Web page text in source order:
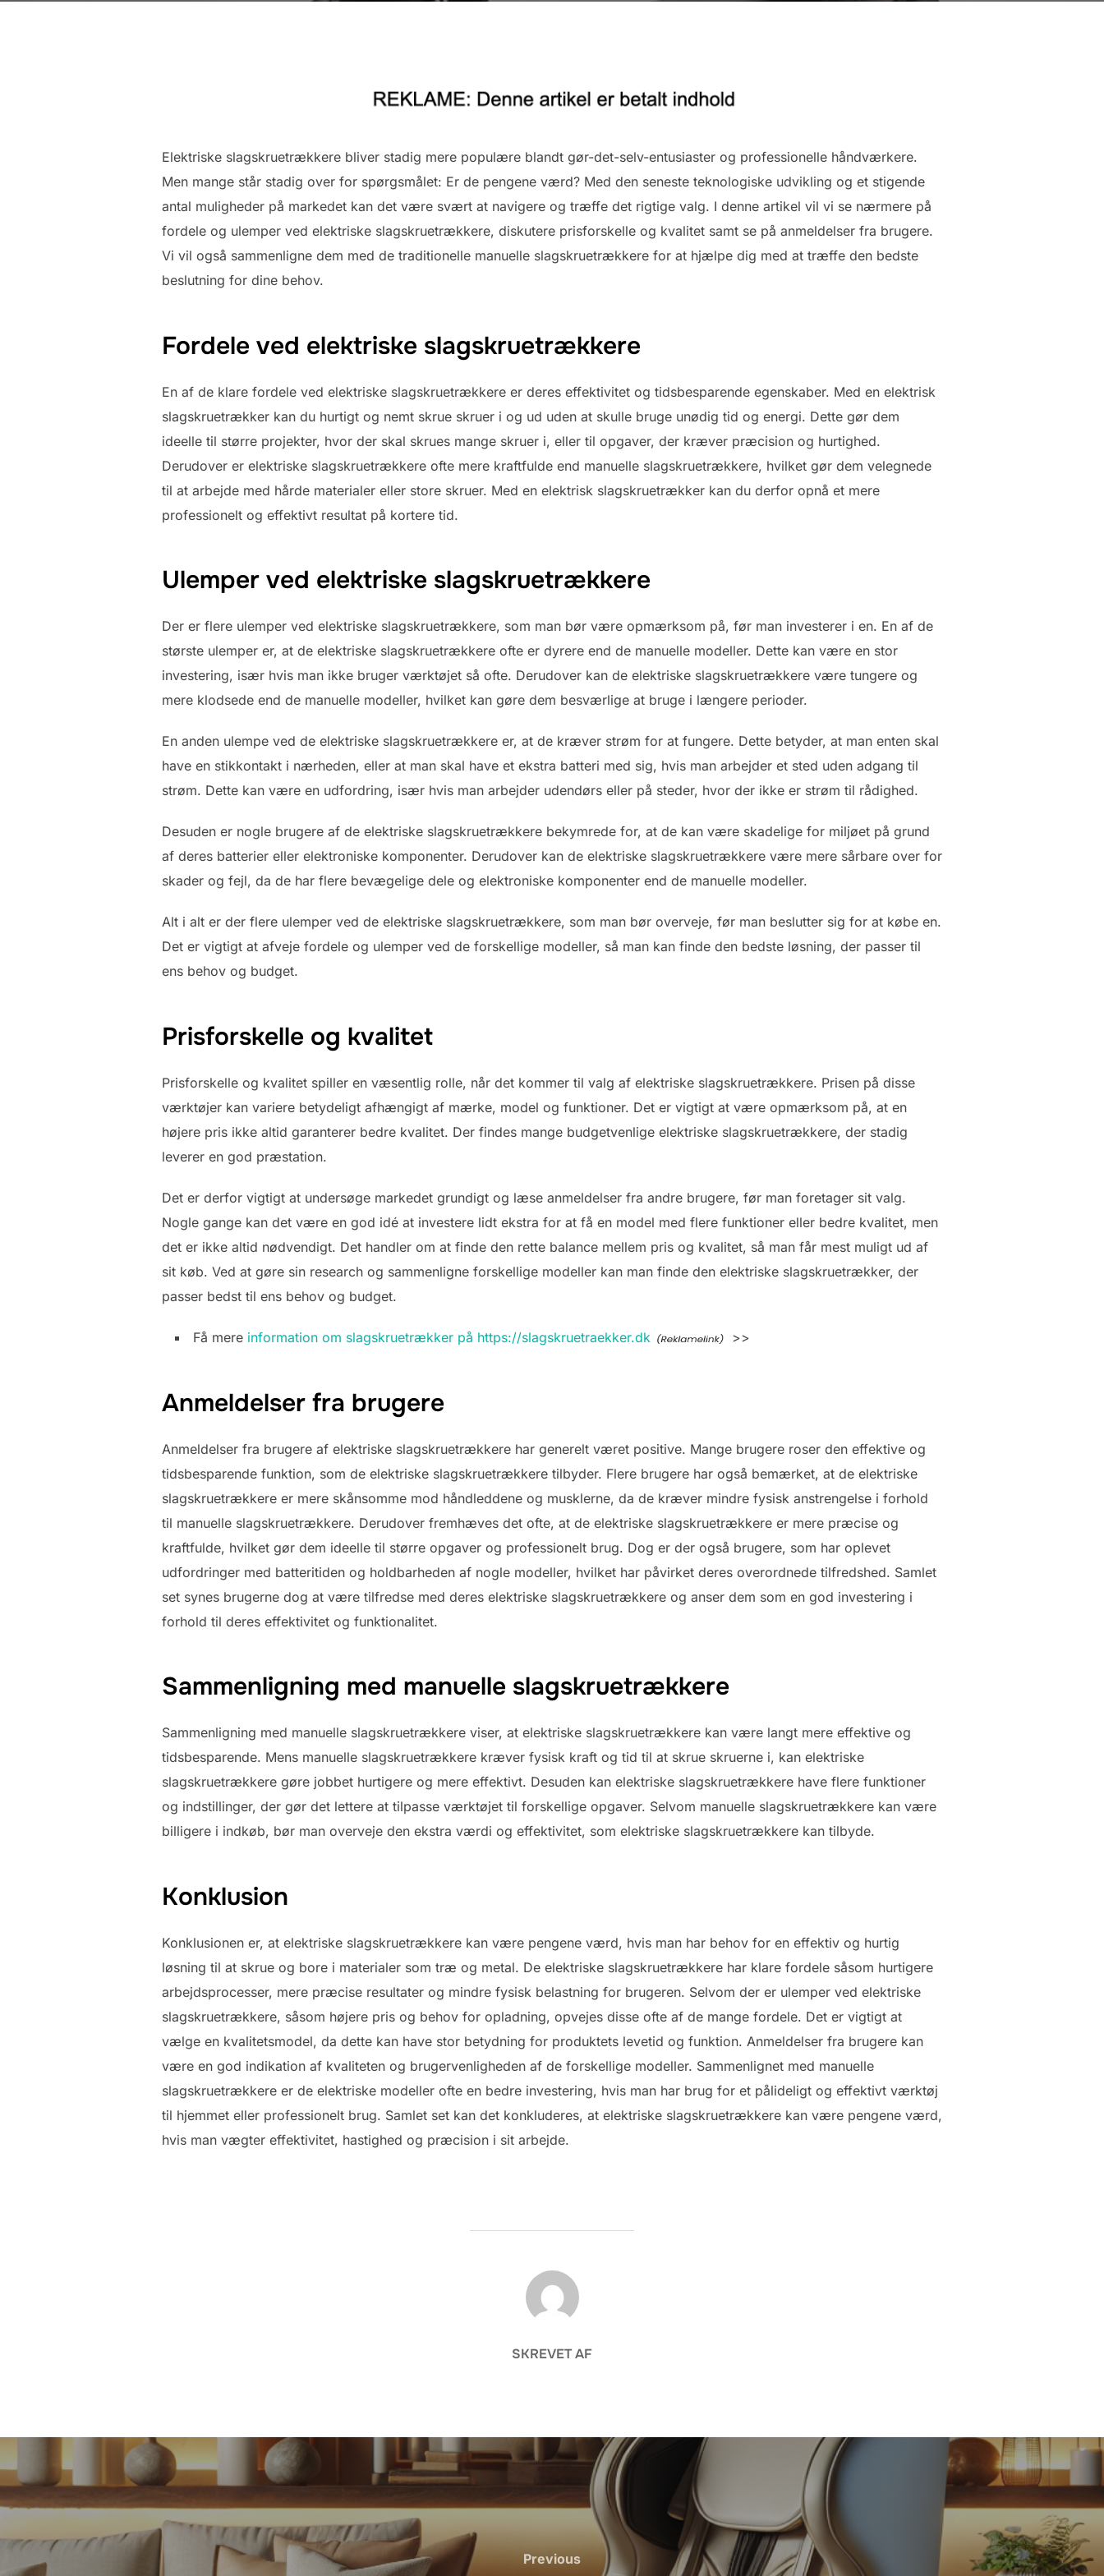
Elektriske slagskruetrækkere bliver stadig mere populære blandt gør-det-selv-entusiaster og professionelle håndværkere.
Men mange står stadig over for spørgsmålet: Er de pengene værd? Med den seneste teknologiske udvikling og et stigende
antal muligheder på markedet kan det være svært at navigere og træffe det rigtige valg. I denne artikel vil vi se nærmere på
fordele og ulemper ved elektriske slagskruetrækkere, diskutere prisforskelle og kvalitet samt se på anmeldelser fra brugere.
Vi vil også sammenligne dem med de traditionelle manuelle slagskruetrækkere for at hjælpe dig med at træffe den bedste
beslutning for dine behov.
Fordele ved elektriske slagskruetrækkere
En af de klare fordele ved elektriske slagskruetrækkere er deres effektivitet og tidsbesparende egenskaber. Med en elektrisk
slagskruetrækker kan du hurtigt og nemt skrue skruer i og ud uden at skulle bruge unødig tid og energi. Dette gør dem
ideelle til større projekter, hvor der skal skrues mange skruer i, eller til opgaver, der kræver præcision og hurtighed.
Derudover er elektriske slagskruetrækkere ofte mere kraftfulde end manuelle slagskruetrækkere, hvilket gør dem velegnede
til at arbejde med hårde materialer eller store skruer. Med en elektrisk slagskruetrækker kan du derfor opnå et mere
professionelt og effektivt resultat på kortere tid.
Ulemper ved elektriske slagskruetrækkere
Der er flere ulemper ved elektriske slagskruetrækkere, som man bør være opmærksom på, før man investerer i en. En af de
største ulemper er, at de elektriske slagskruetrækkere ofte er dyrere end de manuelle modeller. Dette kan være en stor
investering, især hvis man ikke bruger værktøjet så ofte. Derudover kan de elektriske slagskruetrækkere være tungere og
mere klodsede end de manuelle modeller, hvilket kan gøre dem besværlige at bruge i længere perioder.
En anden ulempe ved de elektriske slagskruetrækkere er, at de kræver strøm for at fungere. Dette betyder, at man enten skal
have en stikkontakt i nærheden, eller at man skal have et ekstra batteri med sig, hvis man arbejder et sted uden adgang til
strøm. Dette kan være en udfordring, især hvis man arbejder udendørs eller på steder, hvor der ikke er strøm til rådighed.
Desuden er nogle brugere af de elektriske slagskruetrækkere bekymrede for, at de kan være skadelige for miljøet på grund
af deres batterier eller elektroniske komponenter. Derudover kan de elektriske slagskruetrækkere være mere sårbare over for
skader og fejl, da de har flere bevægelige dele og elektroniske komponenter end de manuelle modeller.
Alt i alt er der flere ulemper ved de elektriske slagskruetrækkere, som man bør overveje, før man beslutter sig for at købe en.
Det er vigtigt at afveje fordele og ulemper ved de forskellige modeller, så man kan finde den bedste løsning, der passer til
ens behov og budget.
Prisforskelle og kvalitet
Prisforskelle og kvalitet spiller en væsentlig rolle, når det kommer til valg af elektriske slagskruetrækkere. Prisen på disse
værktøjer kan variere betydeligt afhængigt af mærke, model og funktioner. Det er vigtigt at være opmærksom på, at en
højere pris ikke altid garanterer bedre kvalitet. Der findes mange budgetvenlige elektriske slagskruetrækkere, der stadig
leverer en god præstation.
Det er derfor vigtigt at undersøge markedet grundigt og læse anmeldelser fra andre brugere, før man foretager sit valg.
Nogle gange kan det være en god idé at investere lidt ekstra for at få en model med flere funktioner eller bedre kvalitet, men
det er ikke altid nødvendigt. Det handler om at finde den rette balance mellem pris og kvalitet, så man får mest muligt ud af
sit køb. Ved at gøre sin research og sammenligne forskellige modeller kan man finde den elektriske slagskruetrækker, der
passer bedst til ens behov og budget.
Få mere information om slagskruetrækker på https://slagskruetraekker.dk >>
Anmeldelser fra brugere
Anmeldelser fra brugere af elektriske slagskruetrækkere har generelt været positive. Mange brugere roser den effektive og
tidsbesparende funktion, som de elektriske slagskruetrækkere tilbyder. Flere brugere har også bemærket, at de elektriske
slagskruetrækkere er mere skånsomme mod håndleddene og musklerne, da de kræver mindre fysisk anstrengelse i forhold
til manuelle slagskruetrækkere. Derudover fremhæves det ofte, at de elektriske slagskruetrækkere er mere præcise og
kraftfulde, hvilket gør dem ideelle til større opgaver og professionelt brug. Dog er der også brugere, som har oplevet
udfordringer med batteritiden og holdbarheden af nogle modeller, hvilket har påvirket deres overordnede tilfredshed. Samlet
set synes brugerne dog at være tilfredse med deres elektriske slagskruetrækkere og anser dem som en god investering i
forhold til deres effektivitet og funktionalitet.
Sammenligning med manuelle slagskruetrækkere
Sammenligning med manuelle slagskruetrækkere viser, at elektriske slagskruetrækkere kan være langt mere effektive og
tidsbesparende. Mens manuelle slagskruetrækkere kræver fysisk kraft og tid til at skrue skruerne i, kan elektriske
slagskruetrækkere gøre jobbet hurtigere og mere effektivt. Desuden kan elektriske slagskruetrækkere have flere funktioner
og indstillinger, der gør det lettere at tilpasse værktøjet til forskellige opgaver. Selvom manuelle slagskruetrækkere kan være
billigere i indkøb, bør man overveje den ekstra værdi og effektivitet, som elektriske slagskruetrækkere kan tilbyde.
Konklusion
Konklusionen er, at elektriske slagskruetrækkere kan være pengene værd, hvis man har behov for en effektiv og hurtig
løsning til at skrue og bore i materialer som træ og metal. De elektriske slagskruetrækkere har klare fordele såsom hurtigere
arbejdsprocesser, mere præcise resultater og mindre fysisk belastning for brugeren. Selvom der er ulemper ved elektriske
slagskruetrækkere, såsom højere pris og behov for opladning, opvejes disse ofte af de mange fordele. Det er vigtigt at
vælge en kvalitetsmodel, da dette kan have stor betydning for produktets levetid og funktion. Anmeldelser fra brugere kan
være en god indikation af kvaliteten og brugervenligheden af de forskellige modeller. Sammenlignet med manuelle
slagskruetrækkere er de elektriske modeller ofte en bedre investering, hvis man har brug for et pålideligt og effektivt værktøj
til hjemmet eller professionelt brug. Samlet set kan det konkluderes, at elektriske slagskruetrækkere kan være pengene værd,
hvis man vægter effektivitet, hastighed og præcision i sit arbejde.
FORFATTER
SKREVET AF
Indlægsnavigation
Previous
Previous